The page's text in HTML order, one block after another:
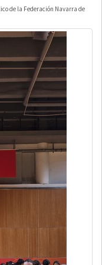
de la Federación Navarra de